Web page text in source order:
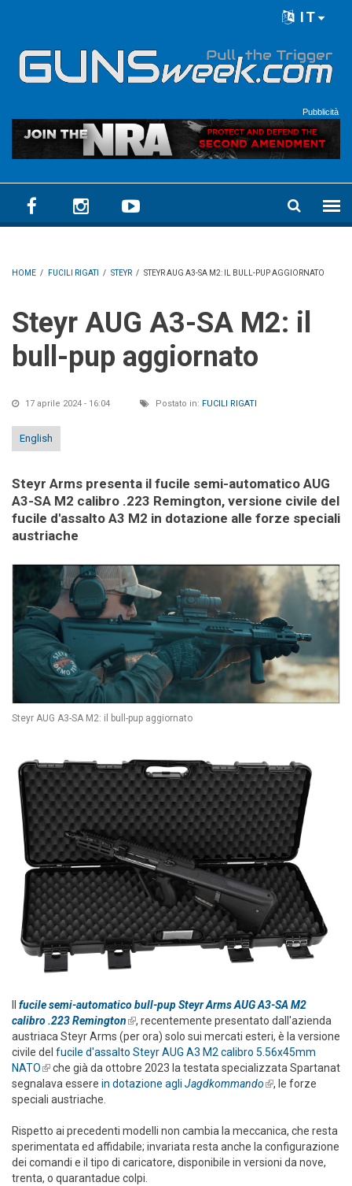
IT
Pubblicità
HOME / FUCILI RIGATI / STEYR / STEYR AUG A3-SA M2: IL BULL-PUP AGGIORNATO
Steyr AUG A3-SA M2: il
bull-pup aggiornato
17 aprile 2024 - 16:04 Postato in: FUCILI RIGATI
English
Steyr Arms presenta il fucile semi-automatico AUG
A3-SA M2 calibro .223 Remington, versione civile del
fucile d'assalto A3 M2 in dotazione alle forze speciali
austriache
Steyr AUG A3-SA M2: il bull-pup aggiornato
fucile semi-automatico bull-pup Steyr Arms AUG A3-SA M2
calibro .223 Remington(link is external)
, recentemente presentato dall'azienda
austriaca Steyr Arms (per ora) solo sui mercati esteri, è la versione
civile del fucile d'assalto Steyr AUG A3 M2 calibro 5.56x45mm
NATO(link is external)
che già da ottobre 2023 la testata specializzata Spartanat
segnalava essere in dotazione agli Jagdkommando(link is
, le forze
speciali austriache.
Rispetto ai precedenti modelli non cambia la meccanica, che resta
sperimentata ed affidabile; invariata resta anche la configurazione
dei comandi e il tipo di caricatore, disponibile in versioni da nove,
trenta, o quarantadue colpi.